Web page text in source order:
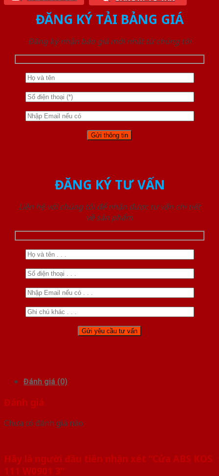
ĐĂNG KÝ TẢI BẢNG GIÁ
Đăng ký nhận báo giá mới nhất từ chúng tôi
ĐĂNG KÝ TƯ VẤN
Liên hệ với chúng tôi để nhận được tư vấn chi tiết
về sản phẩm
Đánh giá (0)
Đánh giá
Chưa có đánh giá nào.
Hãy là người đầu tiên nhận xét “Cửa ABS KOS
111 W0901 3”